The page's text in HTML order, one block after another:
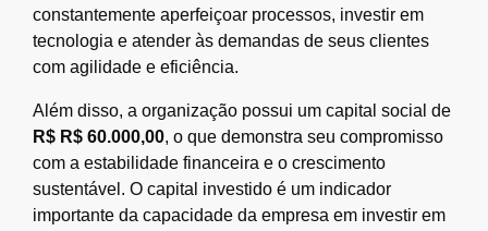
constantemente aperfeiçoar processos, investir em
tecnologia e atender às demandas de seus clientes
com agilidade e eficiência.
Além disso, a organização possui um capital social de
R$ R$ 60.000,00, o que demonstra seu compromisso
com a estabilidade financeira e o crescimento
sustentável. O capital investido é um indicador
importante da capacidade da empresa em investir em